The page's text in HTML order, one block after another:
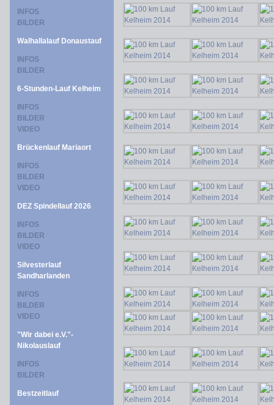
INFOS
BILDER
Walhallalauf Donaustauf
INFOS
BILDER
6-Stunden-Lauf Kelheim
INFOS
BILDER
VIDEO
Brückenlauf Mariaort
INFOS
BILDER
VIDEO
DEZ Spindellauf 2026
INFOS
BILDER
VIDEO
Silvesterlauf
Sandharlanden
INFOS
BILDER
VIDEO
"Wir dabei e.V."-
Nikolauslauf
INFOS
BILDER
Bestzeitlauf